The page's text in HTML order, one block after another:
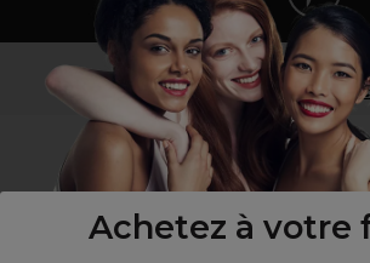
Achetez à votre
Vous n’êtes pas un
Visitez notre site pour les